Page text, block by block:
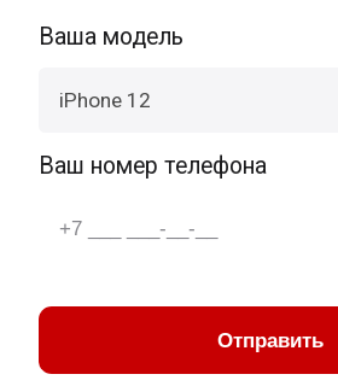
Ваша модель
iPhone 12
Ваш номер телефона
Отправить